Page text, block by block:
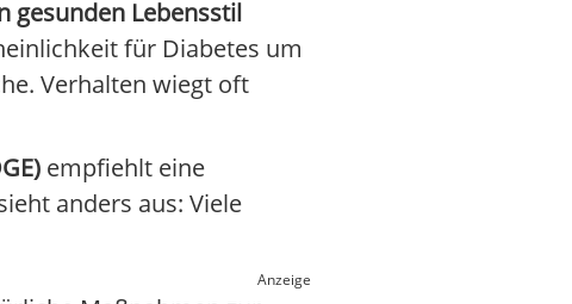
gesunden Lebensstil
für Diabetes um
Verhalten wiegt oft
empfiehlt eine
anders aus: Viele
Anzeige